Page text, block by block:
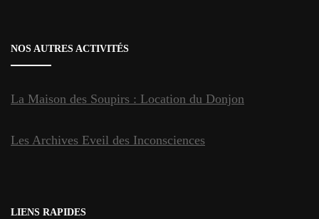
NOS AUTRES ACTIVITÉS
La Maison des Soupirs : Location du Donjon
Les Archives Eveil des Inconsciences
LIENS RAPIDES